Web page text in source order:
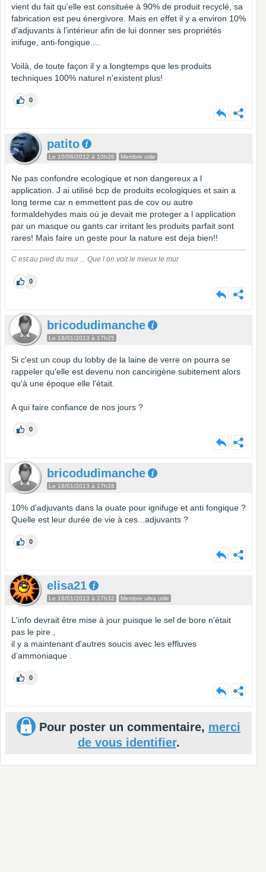
vient du fait qu'elle est consituée à 90% de produit recyclé, sa
fabrication est peu énergivore. Mais en effet il y a environ 10%
d'adjuvants à l'intérieur afin de lui donner ses propriétés
inifuge, anti-fongique....
Voilà, de toute façon il y a longtemps que les produits
techniques 100% naturel n'existent plus!
0
patito
Le 10/06/2012 à 10h26 Membre utile
Ne pas confondre ecologique et non dangereux a l
application. J ai utilisé bcp de produits ecologiques et sain a
long terme car n emmettent pas de cov ou autre
formaldehydes mais oú je devait me proteger a l application
par un masque ou gants car irritant les produits parfait sont
rares! Mais faire un geste pour la nature est deja bien!!
C est au pied du mur ... Que l on voit le mieux le mur
0
bricodudimanche
Le 18/01/2013 à 17h25
Si c'est un coup du lobby de la laine de verre on pourra se
rappeler qu'elle est devenu non cancirigène subitement alors
qu'à une époque elle l'était.
A qui faire confiance de nos jours ?
0
bricodudimanche
Le 18/01/2013 à 17h28
10% d'adjuvants dans la ouate pour ignifuge et anti fongique ?
Quelle est leur durée de vie à ces...adjuvants ?
0
elisa21
Le 18/01/2013 à 17h32 Membre ultra utile
L'info devrait être mise à jour puisque le sel de bore n'était
pas le pire ,
il y a maintenant d'autres soucis avec les effluves
d’ammoniaque .
0
Pour poster un commentaire, merci
de vous identifier.